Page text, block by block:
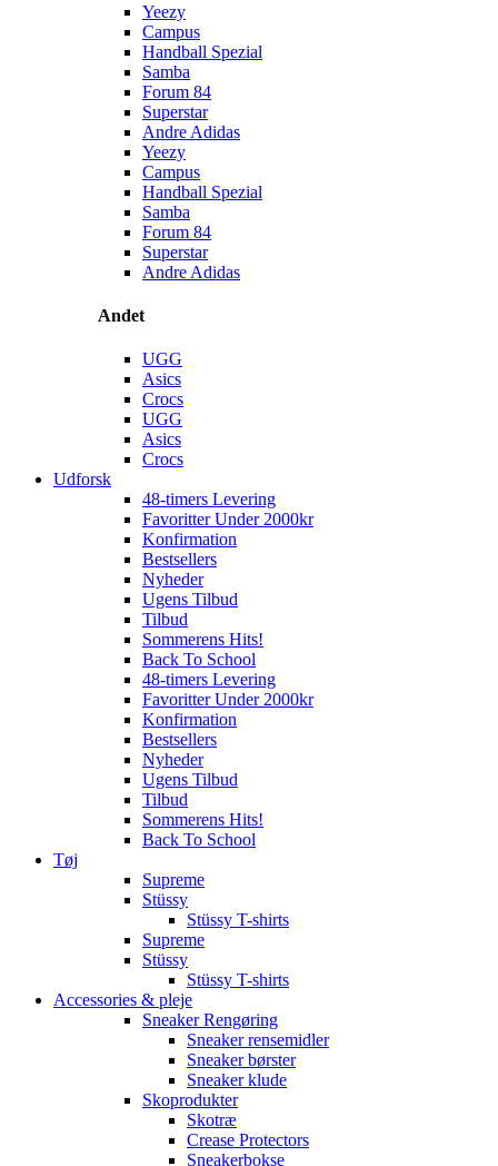
Yeezy
Campus
Handball Spezial
Samba
Forum 84
Superstar
Andre Adidas
Yeezy
Campus
Handball Spezial
Samba
Forum 84
Superstar
Andre Adidas
Andet
UGG
Asics
Crocs
UGG
Asics
Crocs
Udforsk
48-timers Levering
Favoritter Under 2000kr
Konfirmation
Bestsellers
Nyheder
Ugens Tilbud
Tilbud
Sommerens Hits!
Back To School
48-timers Levering
Favoritter Under 2000kr
Konfirmation
Bestsellers
Nyheder
Ugens Tilbud
Tilbud
Sommerens Hits!
Back To School
Tøj
Supreme
Stüssy
Stüssy T-shirts
Supreme
Stüssy
Stüssy T-shirts
Accessories & pleje
Sneaker Rengøring
Sneaker rensemidler
Sneaker børster
Sneaker klude
Skoprodukter
Skotræ
Crease Protectors
Sneakerbokse